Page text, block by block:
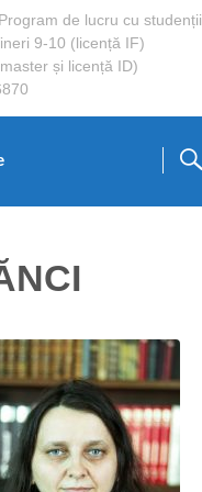
Program de lucru cu studenții
9-10 (licență IF)
și licență ID)